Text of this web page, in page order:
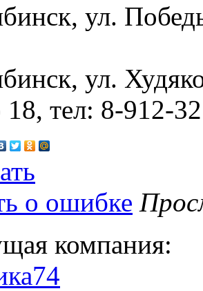
ул.
ул.
18, тел: 8-912-
о ошибке
компания: